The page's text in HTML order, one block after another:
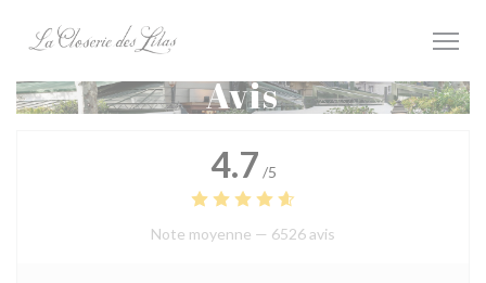
Avis
4.7 /5
Note moyenne — 6526 avis